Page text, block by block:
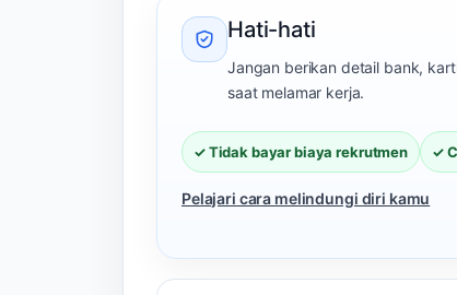
Hati-hati
Jangan berikan detail bank,
saat melamar kerja.
✓ Tidak bayar biaya rekrutmen ✓
Pelajari cara melindungi diri kamu